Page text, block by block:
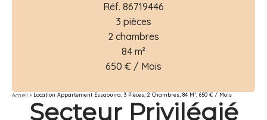
Réf. 86719446
3 pièces
2 chambres
84 m²
650 € / Mois
Accueil Location Appartement Essaouira, 3 Pièces, 2 Chambres, 84 M², 650 € / Mois
Secteur Privilégié